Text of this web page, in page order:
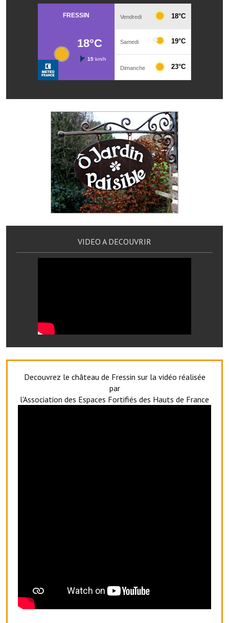
Le village dans l'intercommunalité
Autres groupements
Les réseaux partenaires
Le conseil départemental
VILLE PRATIQUE
Services publics intercommunaux
Affaires scolaires, CCAS
Eaux, assainissement
France Renov
Démarches administratives
Biens à louer
Terrains et maisons à vendre
Etablissements scolaires
Salle Georges Delépine
Maison des services et des associations fressinoises
VIDEO A DECOUVRIR
Decouvrez le château de Fressin sur la vidéo réalisée
par
l'Association des Espaces Fortifiés des Hauts de France